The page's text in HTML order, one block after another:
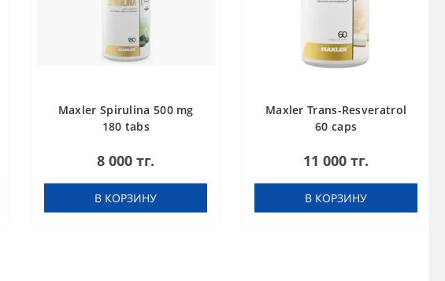
Maxler Spirulina 500 mg
180 tabs
8 000 тг.
В КОРЗИНУ
Maxler Trans-Resveratrol
60 caps
11 000 тг.
В КОРЗИНУ